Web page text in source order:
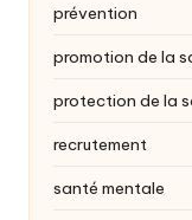
prévention
promotion de la
protection de la
recrutement
santé mentale